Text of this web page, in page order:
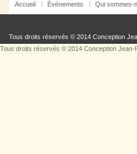
Accueil Événements Qui sommes-
Tous droits réservés © 2014 Conception
Tous droits réservés © 2014 Conception Jean-